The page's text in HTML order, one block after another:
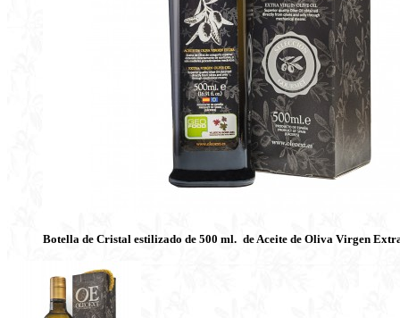
Botella de Cristal estilizado de 500 ml. de Aceite de Oliva Virgen